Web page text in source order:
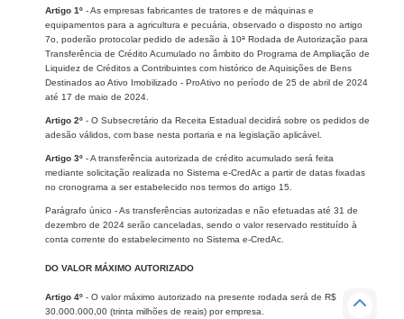
Artigo 1º - As empresas fabricantes de tratores e de máquinas e
equipamentos para a agricultura e pecuária, observado o disposto no artigo
7o, poderão protocolar pedido de adesão à 10ª Rodada de Autorização para
Transferência de Crédito Acumulado no âmbito do Programa de Ampliação de
Liquidez de Créditos a Contribuintes com histórico de Aquisições de Bens
Destinados ao Ativo Imobilizado - ProAtivo no período de 25 de abril de 2024
até 17 de maio de 2024.
Artigo 2º - O Subsecretário da Receita Estadual decidirá sobre os pedidos de
adesão válidos, com base nesta portaria e na legislação aplicável.
Artigo 3º - A transferência autorizada de crédito acumulado será feita
mediante solicitação realizada no Sistema e-CredAc a partir de datas fixadas
no cronograma a ser estabelecido nos termos do artigo 15.
Parágrafo único - As transferências autorizadas e não efetuadas até 31 de
dezembro de 2024 serão canceladas, sendo o valor reservado restituído à
conta corrente do estabelecimento no Sistema e-CredAc.
DO VALOR MÁXIMO AUTORIZADO
Artigo 4º - O valor máximo autorizado na presente rodada será de R$
30.000.000,00 (trinta milhões de reais) por empresa.